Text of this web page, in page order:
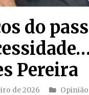
do
Pereira
de 2026 Opinião